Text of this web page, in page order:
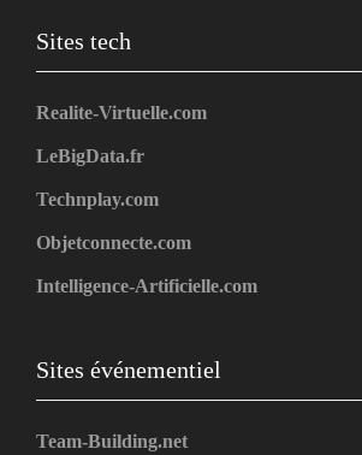
Sites tech
Realite-Virtuelle.com
LeBigData.fr
Technplay.com
Objetconnecte.com
Intelligence-Artificielle.com
Sites événementiel
Team-Building.net